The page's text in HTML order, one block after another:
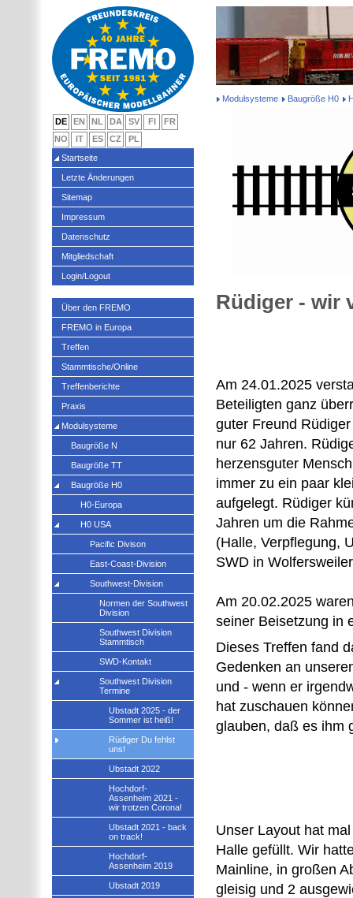
Modulsysteme Baugröße H0
Rüdiger - wir
Am 24.01.2025
Beteiligten ganz
guter Freund
nur 62 Jahren.
herzensguter
immer zu ein paar
aufgelegt. Rüdiger
Jahren um die
(Halle, Verpflegung,
SWD in
Am 20.02.2025
seiner Beisetzung in
Dieses Treffen fand
Gedenken an
und - wenn er
hat zuschauen
glauben, daß es ihm
Unser Layout hat
Halle gefüllt. Wir
Mainline, in großen
gleisig und 2
DE EN NL DA SV FI
FR
NO
IT ES CZ
PL
Startseite
Letzte Änderungen
Sitemap
Impressum
Datenschutz
Mitgliedschaft
Login/Logout
Über den FREMO
FREMO in Europa
Treffen
Stammtische/Online
Treffenberichte
Praxis
Modulsysteme
Baugröße N
Baugröße TT
Baugröße H0
H0-Europa
H0 USA
Pacific Divison
East-Coast-Division
Southwest-Division
Normen der Southwest
Division
Southwest Division
Stammtisch
SWD-Kontakt
Southwest Division
Termine
Ubstadt 2025 - der
Sommer ist heiß!
Rüdiger Du fehlst
uns!
Ubstadt 2022
Hochdorf-
Assenheim 2021 -
wir trotzen Corona!
Ubstadt 2021 - back
on track!
Hochdorf-
Assenheim 2019
Ubstadt 2019